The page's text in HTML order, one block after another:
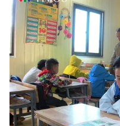
THỜI BÁO VTV
Theo dõi báo trên
Cơ quan chủ quản:Đài
Cơ quan báo chí:Thời báo
Giấy phép hoạt động báo